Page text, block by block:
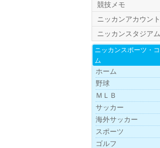
競技メモ
ニッカンアカウント
ニッカンスタジアム
ニッカンスポーツ・ コ
ム
ホーム
野球
ＭＬＢ
サッカー
海外サッカー
スポーツ
ゴルフ